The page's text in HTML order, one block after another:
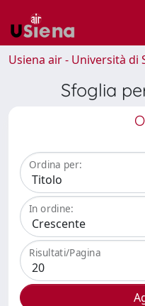
Usiena air - Università di
Sfoglia
Ordina per:
In ordine:
Risultati/Pagina